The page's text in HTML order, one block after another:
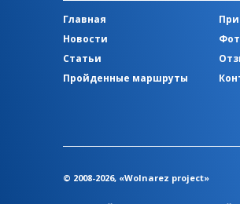
Главная
Новости
Статьи
Пройденные маршруты
© 2008-2026, «Wolnarez project»